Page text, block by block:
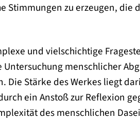
Stimmungen zu erzeugen,
und vielschichtige
menschlicher
Die Stärke des Werkes liegt
ein Anstoß zur Reflexion
des menschlichen